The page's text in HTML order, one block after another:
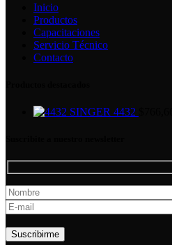
Inicio
Productos
Capacitaciones
Servicio Técnico
Contacto
SINGER 4432